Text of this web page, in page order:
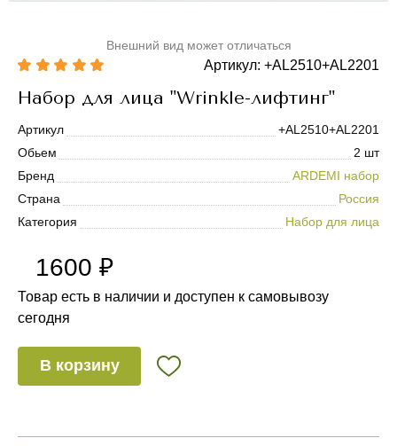
Внешний вид может отличаться
Артикул: +AL2510+AL2201
Набор для лица "Wrinkle-лифтинг"
Артикул
+AL2510+AL2201
Обьем
2 шт
Бренд
ARDEMI набор
Страна
Россия
Категория
Набор для лица
1600 ₽
Товар есть в наличии и доступен к самовывозу
сегодня
В корзину